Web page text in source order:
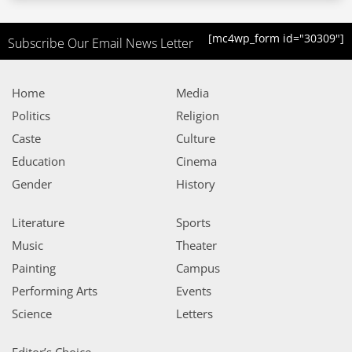
Subscribe Our Email News Letter [mc4wp_form id="30309"]
Home
Politics
Caste
Education
Gender
Media
Religion
Culture
Cinema
History
Literature
Music
Painting
Performing Arts
Science
Sports
Theater
Campus
Events
Letters